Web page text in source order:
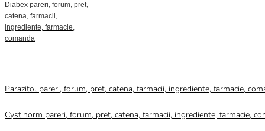
Diabex pareri, forum, pret,
catena, farmacii,
ingrediente, farmacie,
comanda
Parazitol pareri, forum, pret, catena, farmacii, ingrediente, farmacie,
Cystinorm pareri, forum, pret, catena, farmacii, ingrediente, farmacie,